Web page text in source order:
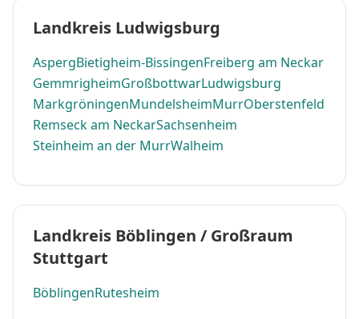
Landkreis Ludwigsburg
AspergBietigheim-BissingenFreiberg am Neckar
GemmrigheimGroßbottwarLudwigsburg
MarkgröningenMundelsheimMurrOberstenfeld
Remseck am NeckarSachsenheim
Steinheim an der MurrWalheim
Landkreis Böblingen / Großraum
Stuttgart
BöblingenRutesheim